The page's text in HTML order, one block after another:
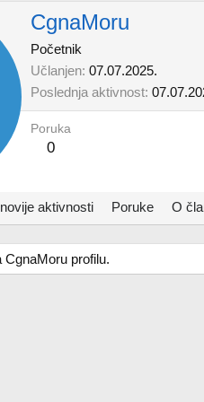
CgnaMoru
Početnik
Učlanjen 07.07.2025.
Poslednja aktivnost
Poruka
0
aktivnosti Poruke O
profilu.